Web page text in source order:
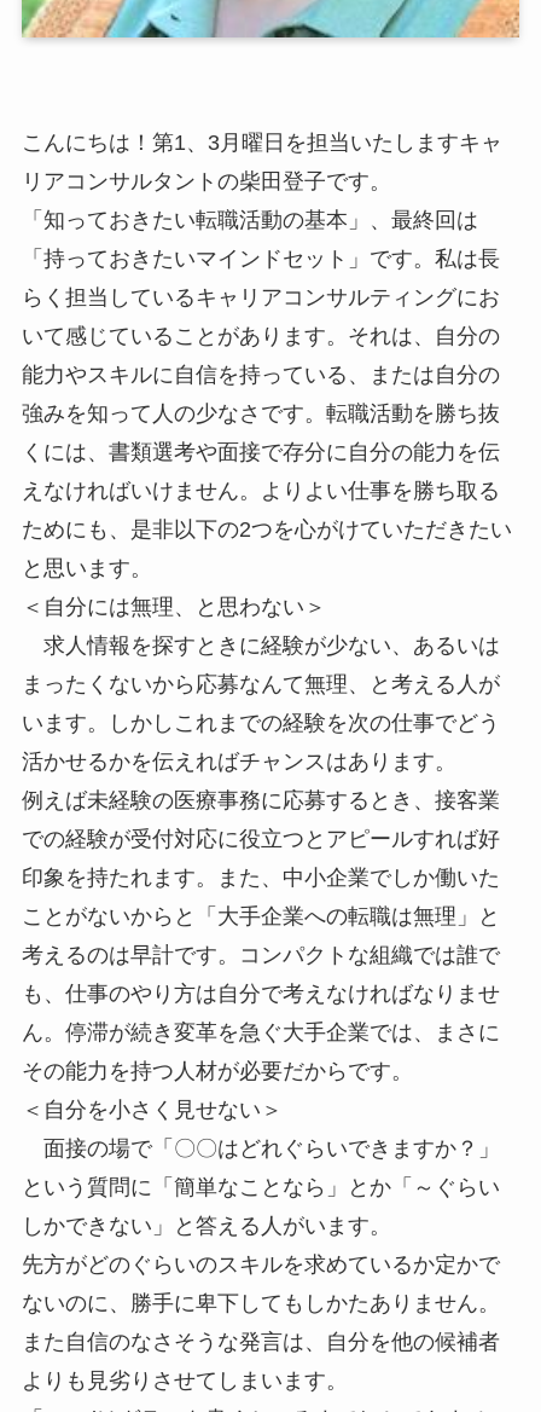
こんにちは！第1、3月曜日を担当いたしますキャ
リアコンサルタントの柴田登子です。
「知っておきたい転職活動の基本」、最終回は
「持っておきたいマインドセット」です。私は長
らく担当しているキャリアコンサルティングにお
いて感じていることがあります。それは、自分の
能力やスキルに自信を持っている、または自分の
強みを知って人の少なさです。転職活動を勝ち抜
くには、書類選考や面接で存分に自分の能力を伝
えなければいけません。よりよい仕事を勝ち取る
ためにも、是非以下の2つを心がけていただきたい
と思います。
＜自分には無理、と思わない＞
求人情報を探すときに経験が少ない、あるいは
まったくないから応募なんて無理、と考える人が
います。しかしこれまでの経験を次の仕事でどう
活かせるかを伝えればチャンスはあります。
例えば未経験の医療事務に応募するとき、接客業
での経験が受付対応に役立つとアピールすれば好
印象を持たれます。また、中小企業でしか働いた
ことがないからと「大手企業への転職は無理」と
考えるのは早計です。コンパクトな組織では誰で
も、仕事のやり方は自分で考えなければなりませ
ん。停滞が続き変革を急ぐ大手企業では、まさに
その能力を持つ人材が必要だからです。
＜自分を小さく見せない＞
面接の場で「〇〇はどれぐらいできますか？」
という質問に「簡単なことなら」とか「～ぐらい
しかできない」と答える人がいます。
先方がどのぐらいのスキルを求めているか定かで
ないのに、勝手に卑下してもしかたありません。
また自信のなさそうな発言は、自分を他の候補者
よりも見劣りさせてしまいます。